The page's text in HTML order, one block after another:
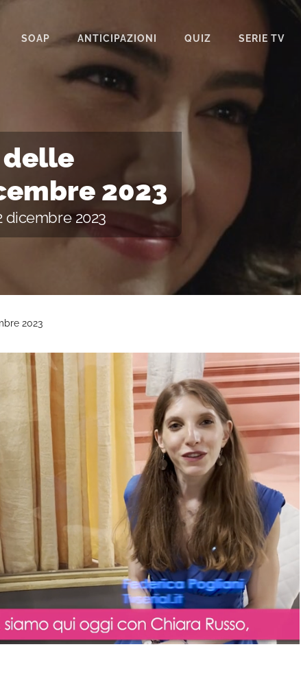
SOAP
BEAUTIFUL
SEGRETI DI FAMIGLIA
TEMPESTA D’AMORE
UN POSTO AL SOLE
ANTICIPAZIONI QUIZ SERIE TV
delle
2023
dicembre 2023
2023